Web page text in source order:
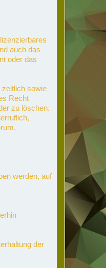
auch das
oder das
zeitlich sowie
Recht
zu löschen.
werden, auf
der